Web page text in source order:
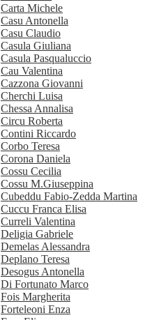
Carta Michele
Casu Antonella
Casu Claudio
Casula Giuliana
Casula Pasqualuccio
Cau Valentina
Cazzona Giovanni
Cherchi Luisa
Chessa Annalisa
Circu Roberta
Contini Riccardo
Corbo Teresa
Corona Daniela
Cossu Cecilia
Cossu M.Giuseppina
Cubeddu Fabio-Zedda Martina
Cuccu Franca Elisa
Curreli Valentina
Deligia Gabriele
Demelas Alessandra
Deplano Teresa
Desogus Antonella
Di Fortunato Marco
Fois Margherita
Forteleoni Enza